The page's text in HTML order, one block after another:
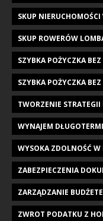
SKUP
SKUP ROWERÓW
SZYBKA POŻYCZKA
SZYBKA POŻYCZKA
TWORZENIE STRATEGII
WYNAJEM
WYSOKA ZDOLNOŚĆ W
ZABEZPIECZENIA
ZARZĄDZANIE
ZWROT PODATKU Z